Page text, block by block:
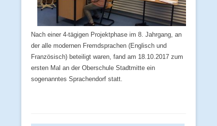
Nach einer 4-tägigen Projektphase im 8. Jahrgang, an
der alle modernen Fremdsprachen (Englisch und
Französisch) beteiligt waren, fand am 18.10.2017 zum
ersten Mal an der Oberschule Stadtmitte ein
sogenanntes Sprachendorf statt.